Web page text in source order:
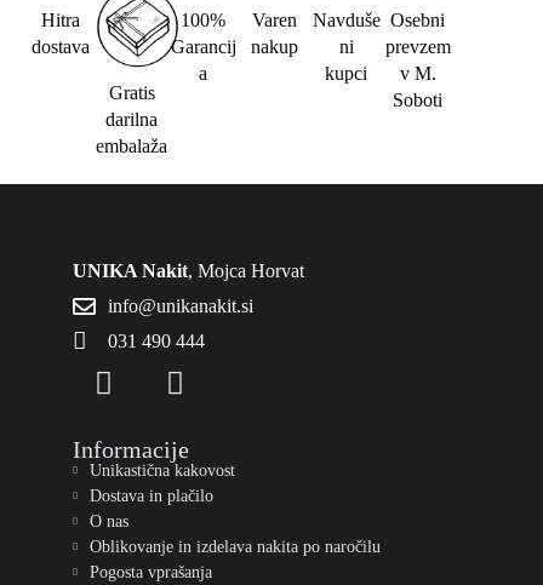
Hitra
dostava
Gratis
darilna
embalaža
100%
Garancij
a
Varen
nakup
Navduše
ni
kupci
Osebni
prevzem
v M.
Soboti
UNIKA Nakit, Mojca Horvat
info@unikanakit.si
031 490 444
Informacije
Unikastična kakovost
Dostava in plačilo
O nas
Oblikovanje in izdelava nakita po naročilu
Pogosta vprašanja